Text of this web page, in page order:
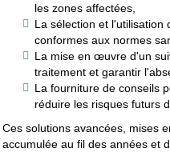
les zones affectées,
La sélection et l'utilisation
conformes aux normes
La mise en œuvre d'un
traitement et garantir
La fourniture de conseils
réduire les risques futurs
Ces solutions avancées, mises
accumulée au fil des années et